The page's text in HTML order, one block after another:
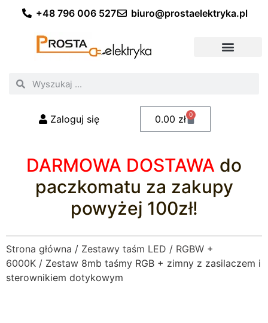
+48 796 006 527 biuro@prostaelektryka.pl
Zaloguj się 0.00 zł 0
DARMOWA DOSTAWA do
paczkomatu za zakupy
powyżej 100zł!
Strona główna / Zestawy taśm LED / RGBW +
6000K / Zestaw 8mb taśmy RGB + zimny z zasilaczem i
sterownikiem dotykowym